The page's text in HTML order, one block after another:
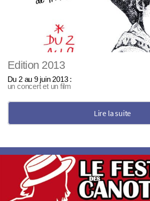
Edition 2013
Du 2 au 9 juin 2013 :
un concert et un film
Lire la suite